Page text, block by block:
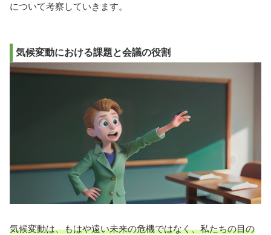
について考察していきます。
気候変動における課題と会議の役割
気候変動は、もはや遠い未来の危機ではなく、私たちの目の